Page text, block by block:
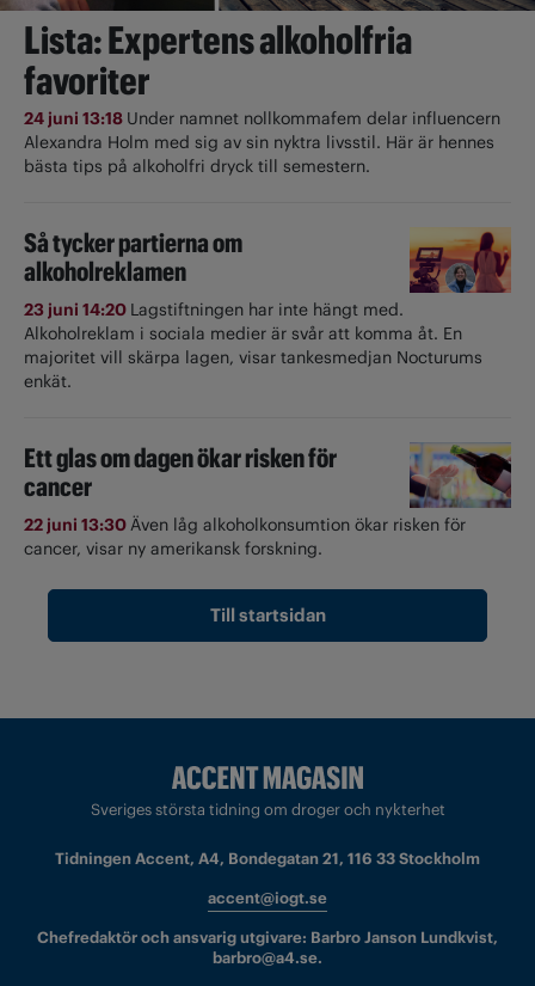
Lista: Expertens alkoholfria
favoriter
24 juni 13:18 Under namnet nollkommafem delar influencern
Alexandra Holm med sig av sin nyktra livsstil. Här är hennes
bästa tips på alkoholfri dryck till semestern.
Så tycker partierna om
alkoholreklamen
23 juni 14:20 Lagstiftningen har inte hängt med.
Alkoholreklam i sociala medier är svår att komma åt. En
majoritet vill skärpa lagen, visar tankesmedjan Nocturums
enkät.
Ett glas om dagen ökar risken för
cancer
22 juni 13:30Även låg alkoholkonsumtion ökar risken för
cancer, visar ny amerikansk forskning.
Till startsidan
Sveriges största tidning om droger och nykterhet
Tidningen Accent, A4, Bondegatan 21, 116 33 Stockholm
accent@iogt.se
Chefredaktör och ansvarig utgivare: Barbro Janson Lundkvist,
barbro@a4.se.